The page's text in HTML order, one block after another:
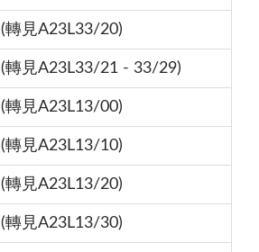
(轉見A23L33/20)
(轉見A23L33/21 - 33/29)
(轉見A23L13/00)
(轉見A23L13/10)
(轉見A23L13/20)
(轉見A23L13/30)